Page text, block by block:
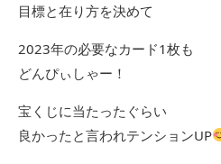
目標と在り方を決めて
2023年の必要なカード1枚も
どんぴぃしゃー！
宝くじに当たったぐらい
良かったと言われテンションUP